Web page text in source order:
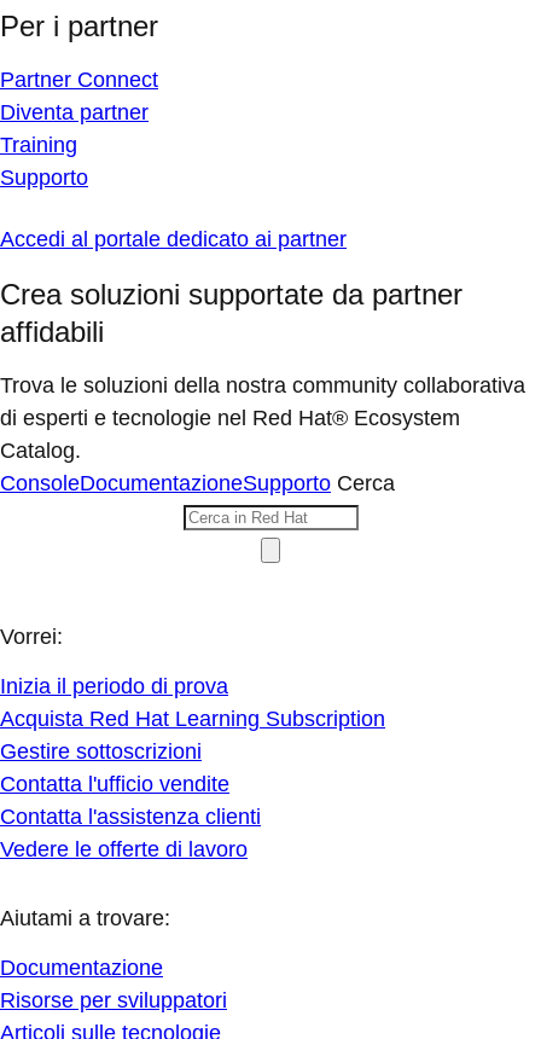
Per i partner
Partner Connect
Diventa partner
Training
Supporto
Accedi al portale dedicato ai partner
Crea soluzioni supportate da partner
affidabili
Trova le soluzioni della nostra community collaborativa
di esperti e tecnologie nel Red Hat® Ecosystem
Catalog.
ConsoleDocumentazioneSupporto Cerca
Vorrei:
Inizia il periodo di prova
Acquista Red Hat Learning Subscription
Gestire sottoscrizioni
Contatta l'ufficio vendite
Contatta l'assistenza clienti
Vedere le offerte di lavoro
Aiutami a trovare:
Documentazione
Risorse per sviluppatori
Articoli sulle tecnologie